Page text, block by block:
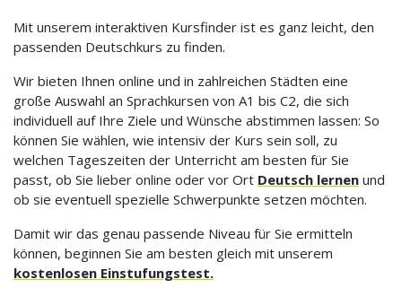
Mit unserem interaktiven Kursfinder ist es ganz leicht, den
passenden Deutschkurs zu finden.
Wir bieten Ihnen online und in zahlreichen Städten eine
große Auswahl an Sprachkursen von A1 bis C2, die sich
individuell auf Ihre Ziele und Wünsche abstimmen lassen: So
können Sie wählen, wie intensiv der Kurs sein soll, zu
welchen Tageszeiten der Unterricht am besten für Sie
passt, ob Sie lieber online oder vor Ort Deutsch lernen und
ob sie eventuell spezielle Schwerpunkte setzen möchten.
Damit wir das genau passende Niveau für Sie ermitteln
können, beginnen Sie am besten gleich mit unserem
kostenlosen Einstufungstest.